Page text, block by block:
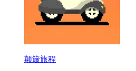
颠簸旅程